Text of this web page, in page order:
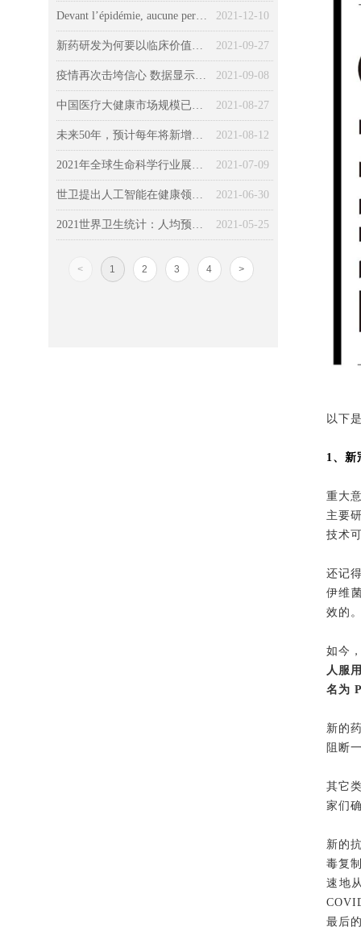
以下
1、新
重大
主要
技术
还记
伊维
效的
如今
人服
名为
新的
阻断
其它
家们
新的
毒复
速地
最后
2021-12-10
Devant l’épidémie, aucune personne ne pouvait pas être épargnée (Chapitre 3 : la société) : Le COVID-19 « kidnappé » par la politique, l’économie et la morale
2021-09-27
新药研发为何要以临床价值为导向？药监局首次权威解读
2021-09-08
疫情再次击垮信心 数据显示全球经济复苏依然寸步难行
2021-08-27
中国医疗大健康市场规模已达13万亿元，院外健康管理成未来投资热点
2021-08-12
未来50年，预计每年将新增3400万癌症病例，癌症患者数翻倍！
2021-07-09
2021年全球生命科学行业展望：让可能成为现实，保持发展势头
2021-06-30
世卫提出人工智能在健康领域的道德使用的六个关键原则
2021-05-25
2021世界卫生统计：人均预期寿命超77岁，16％因慢病过早死亡
< 1 2 3 4 >